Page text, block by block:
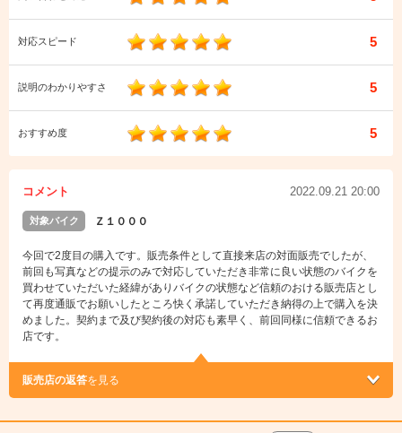
対応スピード 5
説明のわかりやすさ 5
おすすめ度 5
コメント 2022.09.21 20:00
対象バイク Ｚ１０００
今回で2度目の購入です。販売条件として直接来店の対面販売でしたが、
前回も写真などの提示のみで対応していただき非常に良い状態のバイクを
買わせていただいた経緯がありバイクの状態など信頼のおける販売店とし
て再度通販でお願いしたところ快く承諾していただき納得の上で購入を決
めました。契約まで及び契約後の対応も素早く、前回同様に信頼できるお
店です。
販売店の返答を見る